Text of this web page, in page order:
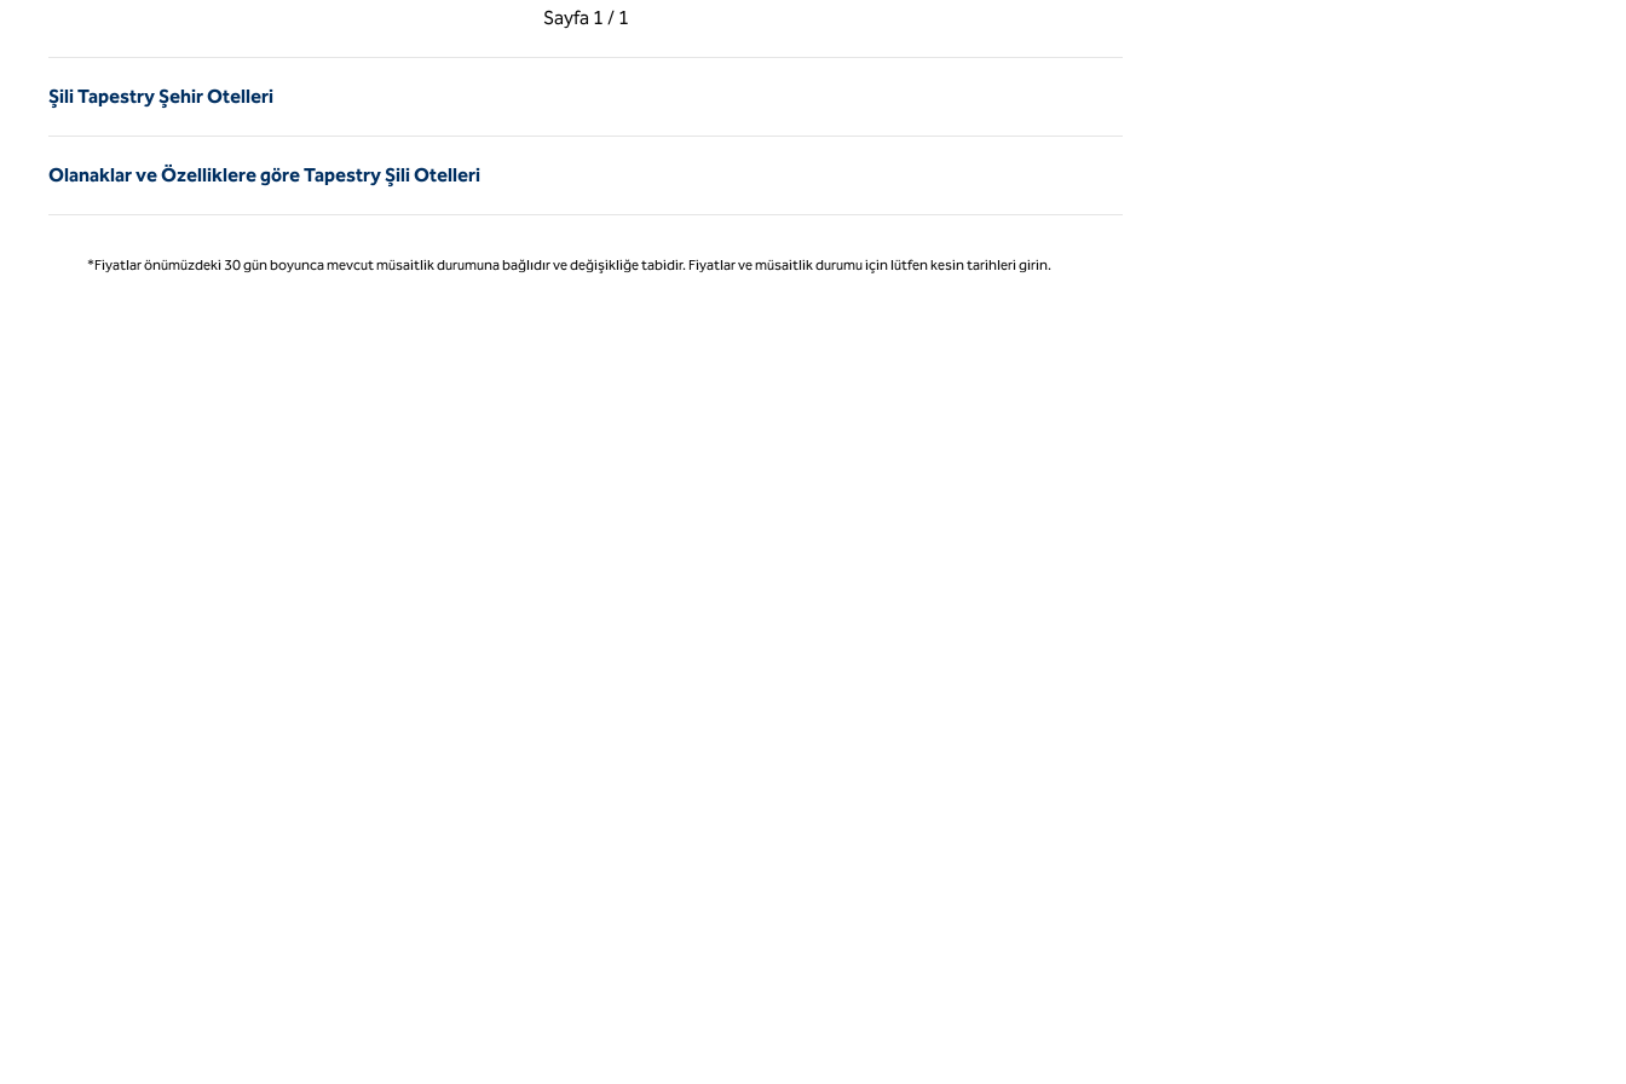
Sayfa 1 / 1
Önceki Sayfa, 1 / 1
Sayfa 1 / 1
Şili Tapestry Şehir Otelleri
Olanaklar ve Özelliklere göre Tapestry Şili Otelleri
*Fiyatlar önümüzdeki 30 gün boyunca mevcut müsaitlik durumuna bağlıdır ve değişikliğe tabidir. Fiyatlar ve müsaitlik durumu için lütfen kesin tarihleri girin.